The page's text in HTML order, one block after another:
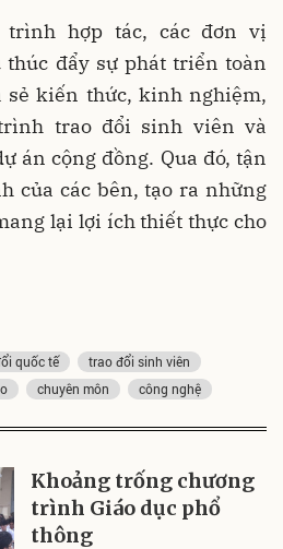
trình hợp tác, các đơn vị
đẩy sự phát triển toàn
sẻ kiến thức, kinh nghiệm,
trao đổi sinh viên và
án cộng đồng. Qua đó, tận
của các bên, tạo ra những
lại lợi ích thiết thực cho
quốc tế
trao đổi sinh viên
chuyên môn công nghệ
Khoảng trống chương
trình Giáo dục phổ
thông